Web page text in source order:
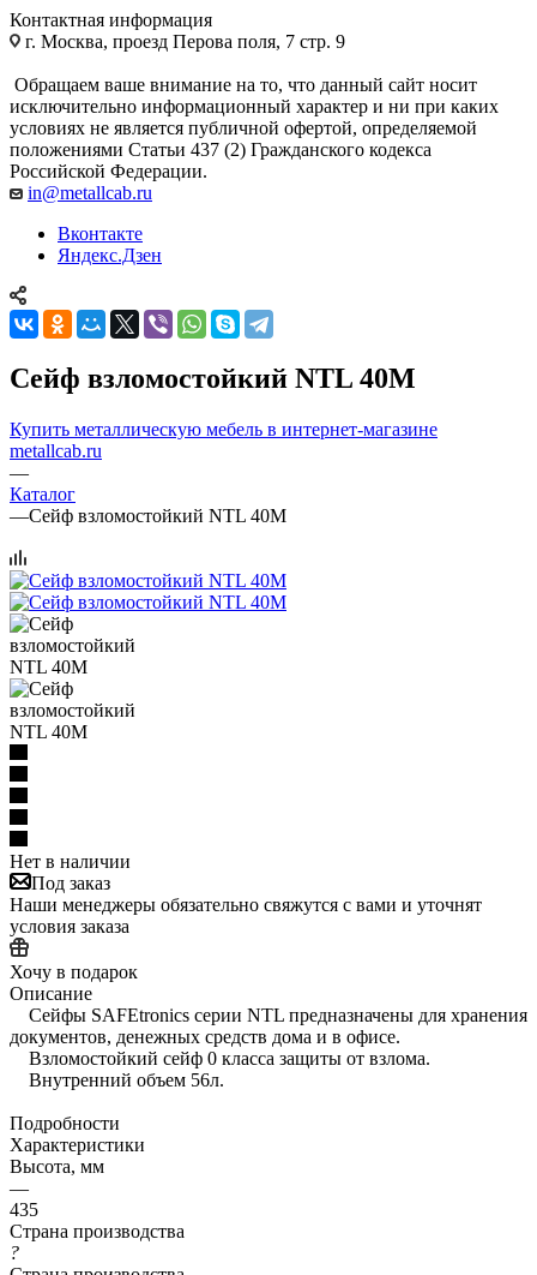
Контактная информация
г. Москва, проезд Перова поля, 7 стр. 9
Обращаем ваше внимание на то, что данный сайт носит
исключительно информационный характер и ни при каких
условиях не является публичной офертой, определяемой
положениями Статьи 437 (2) Гражданского кодекса
Российской Федерации.
in@metallcab.ru
Вконтакте
Яндекс.Дзен
Сейф взломостойкий NTL 40M
Купить металлическую мебель в интернет-магазине
metallcab.ru
—
Каталог
—Сейф взломостойкий NTL 40M
Нет в наличии
Под заказ
Наши менеджеры обязательно свяжутся с вами и уточнят
условия заказа
Хочу в подарок
Описание
Сейфы SAFEtronics серии NTL предназначены для хранения
документов, денежных средств дома и в офисе.
Взломостойкий сейф 0 класса защиты от взлома.
Внутренний объем 56л.
Подробности
Характеристики
Высота, мм
—
435
Страна производства
?